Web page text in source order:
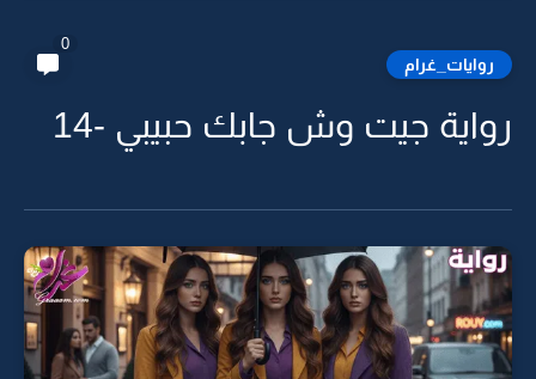
روايات_غرام
0
رواية جيت وش جابك حبيبي -14